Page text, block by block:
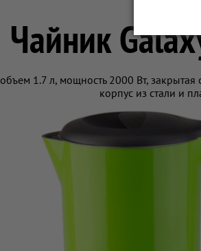
Чайник
объем 1.7 л, мощность 2000 Вт,
корпус из стали и